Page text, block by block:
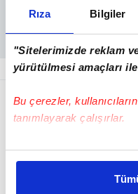
Rıza Bilgiler
"Sitelerimizde reklam
yürütülmesi amaçları
Bu çerezler,
tanımlayarak çalışırlar.
Bu çerezlere izin
daha iyi reklam
buna ayak
mücadele
sonradan akla